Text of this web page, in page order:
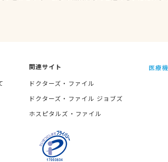
関連サイト
ドクターズ・ファイル
ドクターズ・ファイル ジョブズ
ホスピタルズ・ファイル
医療